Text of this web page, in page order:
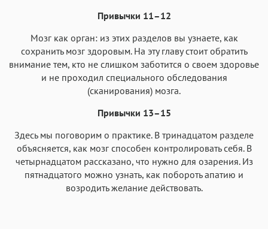
Привычки 11–12
Мозг как орган: из этих разделов вы узнаете, как
сохранить мозг здоровым. На эту главу стоит обратить
внимание тем, кто не слишком заботится о своем здоровье
и не проходил специального обследования
(сканирования) мозга.
Привычки 13–15
Здесь мы поговорим о практике. В тринадцатом разделе
объясняется, как мозг способен контролировать себя. В
четырнадцатом рассказано, что нужно для озарения. Из
пятнадцатого можно узнать, как побороть апатию и
возродить желание действовать.